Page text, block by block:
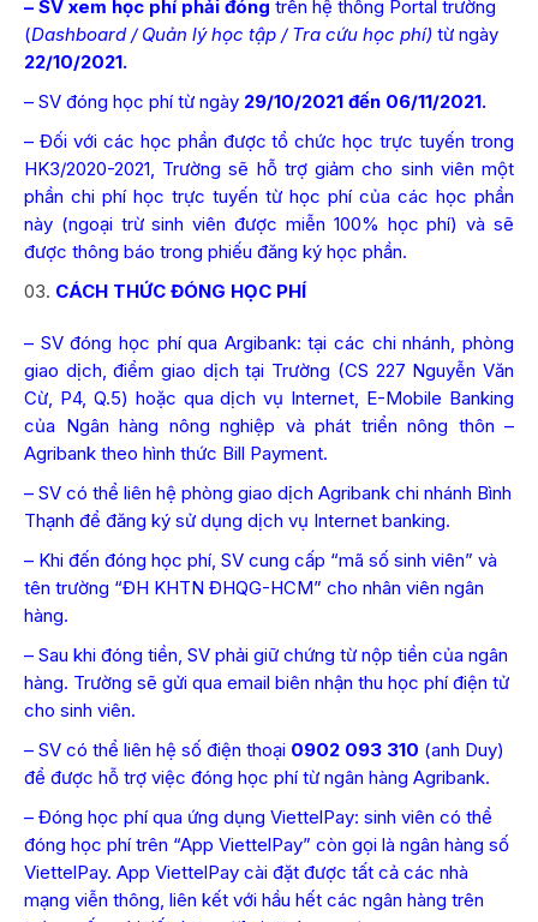
– SV xem học phí phải đóng trên hệ thống Portal trường
(Dashboard /Quản lý học tập /Tra cứu học phí) từ ngày
22/10/2021.
– SV đóng học phí từ ngày 29/10/2021 đến 06/11/2021.
– Đối với các học phần được tổ chức học trực tuyến trong
HK3/2020-2021, Trường sẽ hỗ trợ giảm cho sinh viên một
phần chi phí học trực tuyến từ học phí của các học phần
này (ngoại trừ sinh viên được miễn 100% học phí) và sẽ
được thông báo trong phiếu đăng ký học phần.
CÁCH THỨC ĐÓNG HỌC PHÍ
– SV đóng học phí qua Argibank: tại các chi nhánh, phòng
giao dịch, điểm giao dịch tại Trường (CS 227 Nguyễn Văn
Cừ, P4, Q.5) hoặc qua dịch vụ Internet, E-Mobile Banking
của Ngân hàng nông nghiệp và phát triển nông thôn –
Agribank theo hình thức Bill Payment.
– SV có thể liên hệ phòng giao dịch Agribank chi nhánh Bình
Thạnh để đăng ký sử dụng dịch vụ Internet banking.
– Khi đến đóng học phí, SV cung cấp “mã số sinh viên” và
tên trường “ĐH KHTN ĐHQG-HCM” cho nhân viên ngân
hàng.
– Sau khi đóng tiền, SV phải giữ chứng từ nộp tiền của ngân
hàng. Trường sẽ gửi qua email biên nhận thu học phí điện tử
cho sinh viên.
– SV có thể liên hệ số điện thoại 0902 093 310 (anh Duy)
để được hỗ trợ việc đóng học phí từ ngân hàng Agribank.
– Đóng học phí qua ứng dụng ViettelPay: sinh viên có thể
đóng học phí trên “App ViettelPay” còn gọi là ngân hàng số
ViettelPay. App ViettelPay cài đặt được tất cả các nhà
mạng viễn thông, liên kết với hầu hết các ngân hàng trên